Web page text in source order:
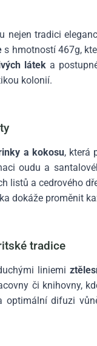
nejen tradici
s hmotností 467g,
látek a
kolonií.
a kokosu, která
oudu a
listů a cedrového
dokáže proměnit
tradice
liniemi
či knihovny,
optimální difuzi